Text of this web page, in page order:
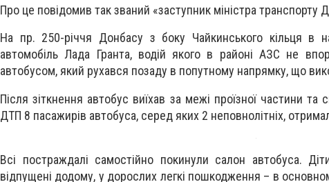
Про це повідомив так званий «заступник міністра
На пр. 250-річчя Донбасу з боку Чайкинського кільця в
автомобіль Лада Гранта, водій якого в районі АЗС не
автобусом, який рухався позаду в попутному напрямку, що
Після зіткнення автобус виїхав за межі проїзної частини та
ДТП 8 пасажирів автобуса, серед яких 2 неповнолітніх,
Всі постраждалі самостійно покинули салон автобуса. Д
відпущені додому, у дорослих легкі пошкодження – в